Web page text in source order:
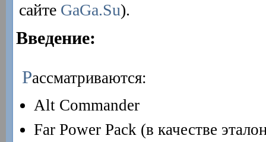
сайте GaGa.Su).
Введение:
Рассматриваются:
Alt Commander
Far Power Pack (в качестве